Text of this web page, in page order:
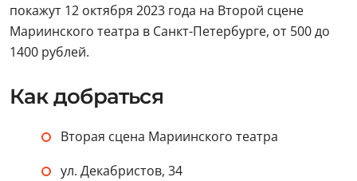
покажут 12 октября 2023 года на Второй сцене
Мариинского театра в Санкт-Петербурге, от 500 до
1400 рублей.
Как добраться
Вторая сцена Мариинского театра
ул. Декабристов, 34